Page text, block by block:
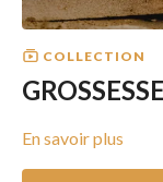
COLLECTION
En savoir plus